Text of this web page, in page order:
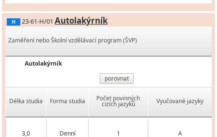
H 23-61-H/01 Autolakýrník
Zaměření nebo Školní vzdělávací program (ŠVP)
Autolakýrník
porovnat
Délka studia Forma studia Počet povinných
cizích jazyků Vyučované jazyky
3,0 Denní 1 A